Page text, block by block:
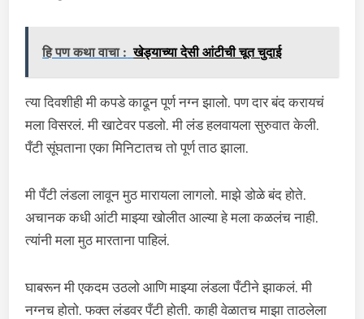
हि पण कथा वाचा : खेड्याच्या देसी आंटीची चूत चुदाई
त्या दिवशीही मी कपडे काढून पूर्ण नग्न झालो. पण दार बंद करायचं
मला विसरलं. मी खाटेवर पडलो. मी लंड हलवायला सुरुवात केली.
पँटी सूंघताना एका मिनिटातच तो पूर्ण ताठ झाला.
मी पँटी लंडला लावून मुठ मारायला लागलो. माझे डोळे बंद होते.
अचानक कधी आंटी माझ्या खोलीत आल्या हे मला कळलंच नाही.
त्यांनी मला मुठ मारताना पाहिलं.
घाबरून मी एकदम उठलो आणि माझ्या लंडला पँटीने झाकलं. मी
नग्नच होतो. फक्त लंडवर पँटी होती. काही वेळातच माझा ताठलेला